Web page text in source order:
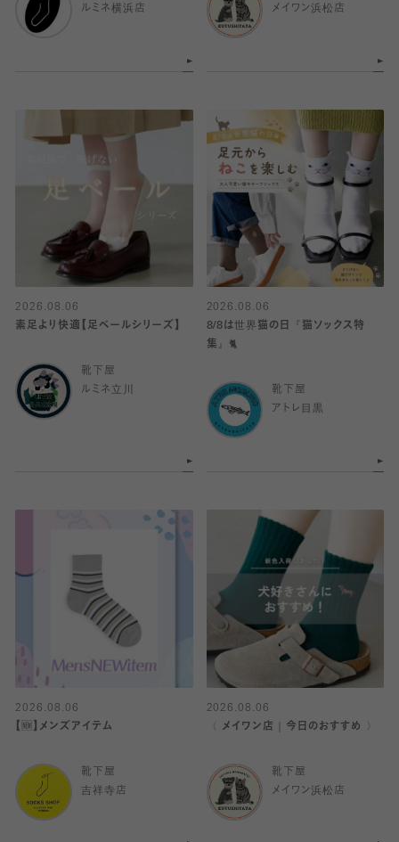
ルミネ横浜店
メイワン浜松店
2026.08.06
素足より快適【足ベールシリーズ】
靴下屋
ルミネ立川
2026.08.06
8/8は世界猫の日『猫ソックス特
集』🐈
靴下屋
アトレ目黒
2026.08.06
【🆕】メンズアイテム
靴下屋
吉祥寺店
2026.08.06
〈 メイワン店｜今日のおすすめ 〉
靴下屋
メイワン浜松店